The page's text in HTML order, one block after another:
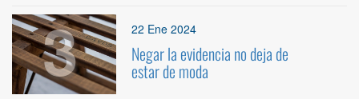
3 22 Ene 2024
Negar la evidencia no deja de
estar de moda